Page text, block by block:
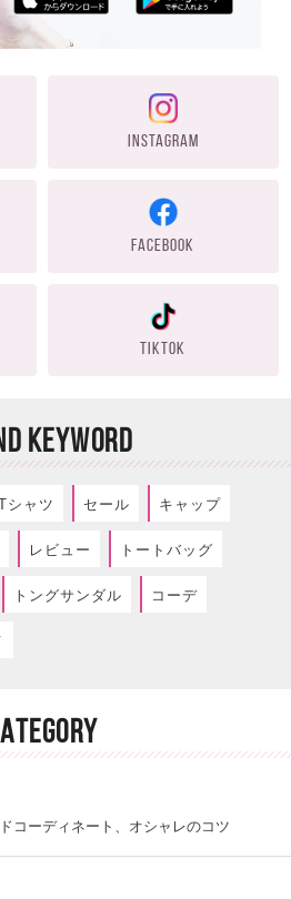
INSTAGRAM
FACEBOOK
TIKTOK
KEYWORD
シャツ セール キャップ
レビュー トートバッグ
トングサンダル コーデ
コーディネート、オシャレのコツ